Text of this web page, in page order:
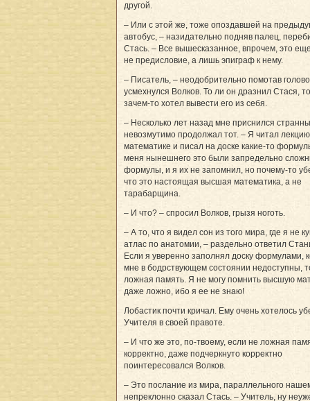
другой.
– Или с этой же, тоже опоздавшей на
автобус, – назидательно подняв палец,
Стась. – Все вышесказанное, впрочем, это
не предисловие, а лишь эпиграф к нему.
– Писатель, – неодобрительно помотав
усмехнулся Волков. То ли он дразнил Стася,
зачем-то хотел вывести его из себя.
– Несколько лет назад мне приснился
невозмутимо продолжал тот. – Я читал
математике и писал на доске какие-то
меня нынешнего это были запредельно
формулы, и я их не запомнил, но почему-то
что это настоящая высшая математика, а не
тарабарщина.
– И что? – спросил Волков, грызя ноготь.
– А то, что я видел сон из того мира, где я не
атлас по анатомии, – раздельно ответил
Если я уверенно заполнял доску формулами,
мне в бодрствующем состоянии недоступны,
ложная память. Я не могу помнить высшую
даже ложно, ибо я ее не знаю!
Лобастик почти кричал. Ему очень хотелось
Учителя в своей правоте.
– И что же это, по-твоему, если не ложная
корректно, даже подчеркнуто корректно
поинтересовался Волков.
– Это послание из мира, параллельного
непреклонно сказал Стась. – Учитель, ну